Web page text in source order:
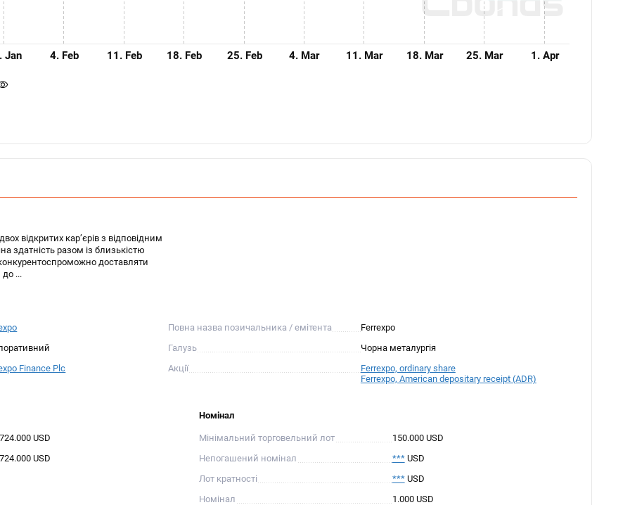
Jan 4. Feb 11. Feb 18. Feb 25. Feb 4. Mar 11. Mar 18. Mar 25. Mar 1. Apr
відкритих кар’єрів з відповідним
здатність разом із близькістю
доставляти
...
Повна назва позичальника / емітента
Ferrexpo
Галузь
Чорна металургія
Finance Plc
Акції
Ferrexpo, ordinary share
Ferrexpo, American depositary receipt (ADR)
USD
USD
Номінал
Мінімальний торговельний лот
150.000 USD
Непогашений номінал
***USD
Лот кратності
***USD
Номінал
1.000 USD